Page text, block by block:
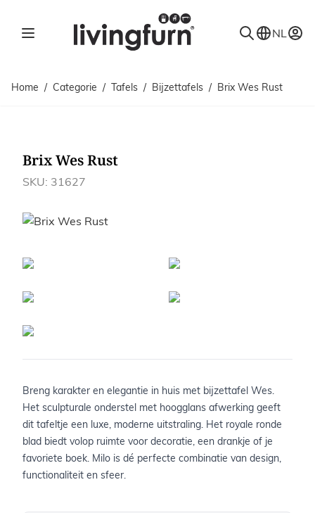
NL
Home / Categorie / Tafels / Bijzettafels / Brix Wes Rust
Brix Wes Rust
SKU: 31627
Afbeeldingen
Breng karakter en elegantie in huis met bijzettafel Wes.
Het sculpturale onderstel met hoogglans afwerking geeft
dit tafeltje een luxe, moderne uitstraling. Het royale ronde
blad biedt volop ruimte voor decoratie, een drankje of je
favoriete boek. Milo is dé perfecte combinatie van design,
functionaliteit en sfeer.